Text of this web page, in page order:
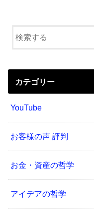
カテゴリー
YouTube
お客様の声 評判
お金・資産の哲学
アイデアの哲学